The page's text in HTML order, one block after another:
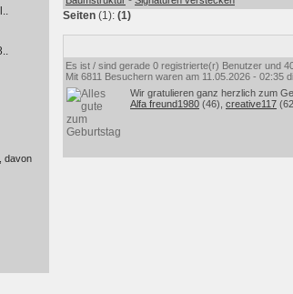
davon
Seiten (1): (1)
Es ist / sind gerade 0 registrierte(r) Benutzer und
Mit 6811 Besuchern waren am 11.05.2026 - 02:35
Wir gratulieren ganz herzlich zum
Alfa freund1980 (46), creative117